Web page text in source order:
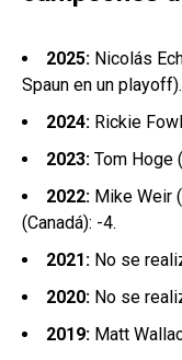
2025: Nicolás
Spaun en un playoff).
2024: Rickie
2023: Tom Hoge
2022: Mike Weir
(Canadá): -4.
2021: No se
2020: No se
2019: Matt